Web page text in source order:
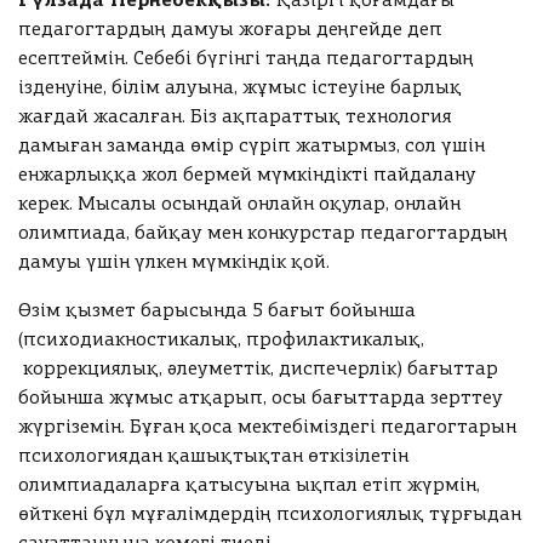
педагогтардың дамуы жоғары деңгейде деп
есептеймін. Себебі бүгінгі таңда педагогтардың
ізденуіне, білім алуына, жұмыс істеуіне барлық
жағдай жасалған. Біз ақпараттық технология
дамыған заманда өмір сүріп жатырмыз, сол үшін
енжарлыққа жол бермей мүмкіндікті пайдалану
керек. Мысалы осындай онлайн оқулар, онлайн
олимпиада, байқау мен конкурстар педагогтардың
дамуы үшін үлкен мүмкіндік қой.
Өзім қызмет барысында 5 бағыт бойынша
(психодиакностикалық, профилактикалық,
коррекциялық, әлеуметтік, диспечерлік) бағыттар
бойынша жұмыс атқарып, осы бағыттарда зерттеу
жүргіземін. Бұған қоса мектебіміздегі педагогтарын
психологиядан қашықтықтан өткізілетін
олимпиадаларға қатысуына ықпал етіп жүрмін,
өйткені бұл мұғалімдердің психологиялық тұрғыдан
Г
,
т
е
с
т
л
у
ш
ін
т
о
л
т
т
а
у
ы
е
н
гі
з
т
а
у
ы
е
н
гі
з
е
с
а
й
т
н
ш
а
т
л
е
у
к
е
к
ті
қ
а
н
ш
а
т
е
к
е
р
е
к
ті
ш